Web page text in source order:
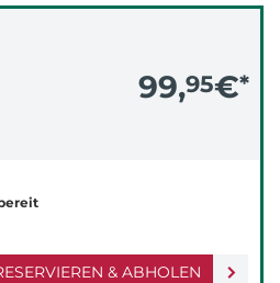
99,95€*
& ABHOLEN